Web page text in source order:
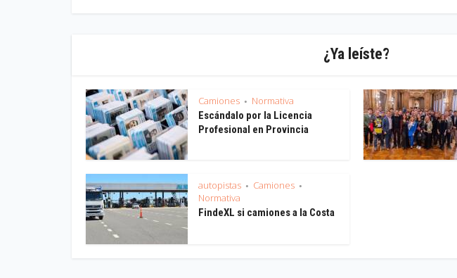
¿Ya leíste?
Camiones • Normativa
Escándalo por la Licencia
Profesional en Provincia
autopistas • Camiones •
Normativa
FindeXL si camiones a la Costa